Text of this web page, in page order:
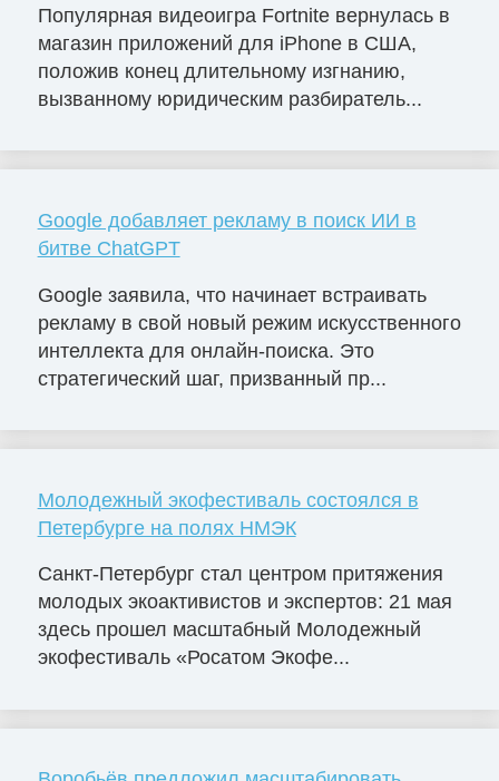
Популярная видеоигра Fortnite вернулась в
магазин приложений для iPhone в США,
положив конец длительному изгнанию,
вызванному юридическим разбиратель...
Google добавляет рекламу в поиск ИИ в
битве ChatGPT
Google заявила, что начинает встраивать
рекламу в свой новый режим искусственного
интеллекта для онлайн-поиска. Это
стратегический шаг, призванный пр...
Молодежный экофестиваль состоялся в
Петербурге на полях НМЭК
Санкт-Петербург стал центром притяжения
молодых экоактивистов и экспертов: 21 мая
здесь прошел масштабный Молодежный
экофестиваль «Росатом Экофе...